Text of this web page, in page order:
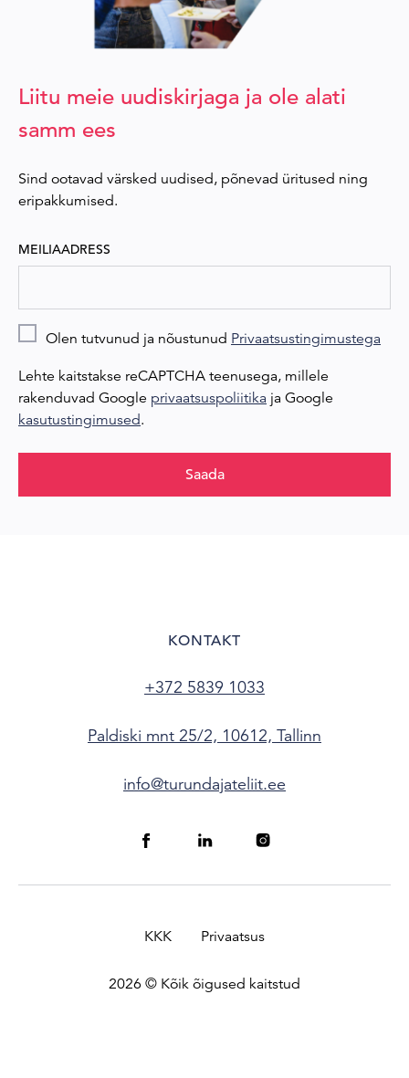
Liitu meie uudiskirjaga ja ole alati
samm ees
Sind ootavad värsked uudised, põnevad üritused ning
eripakkumised.
MEILIAADRESS
Olen tutvunud ja nõustunud Privaatsustingimustega
Lehte kaitstakse reCAPTCHA teenusega, millele
rakenduvad Google privaatsuspoliitika ja Google
kasutustingimused.
Saada
KONTAKT
+372 5839 1033
Paldiski mnt 25/2, 10612, Tallinn
info@turundajateliit.ee
2026 © Kõik õigused kaitstud
KKK Privaatsus